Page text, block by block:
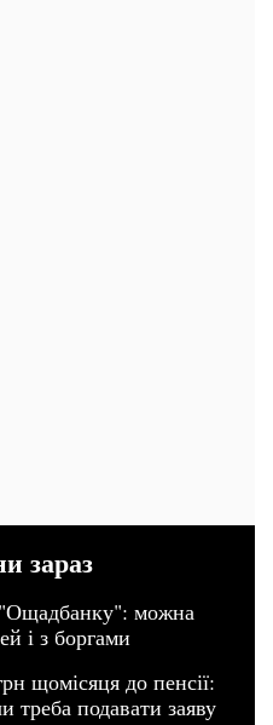
зараз
можна
і з боргами
щомісяця до пенсії:
треба подавати заяву